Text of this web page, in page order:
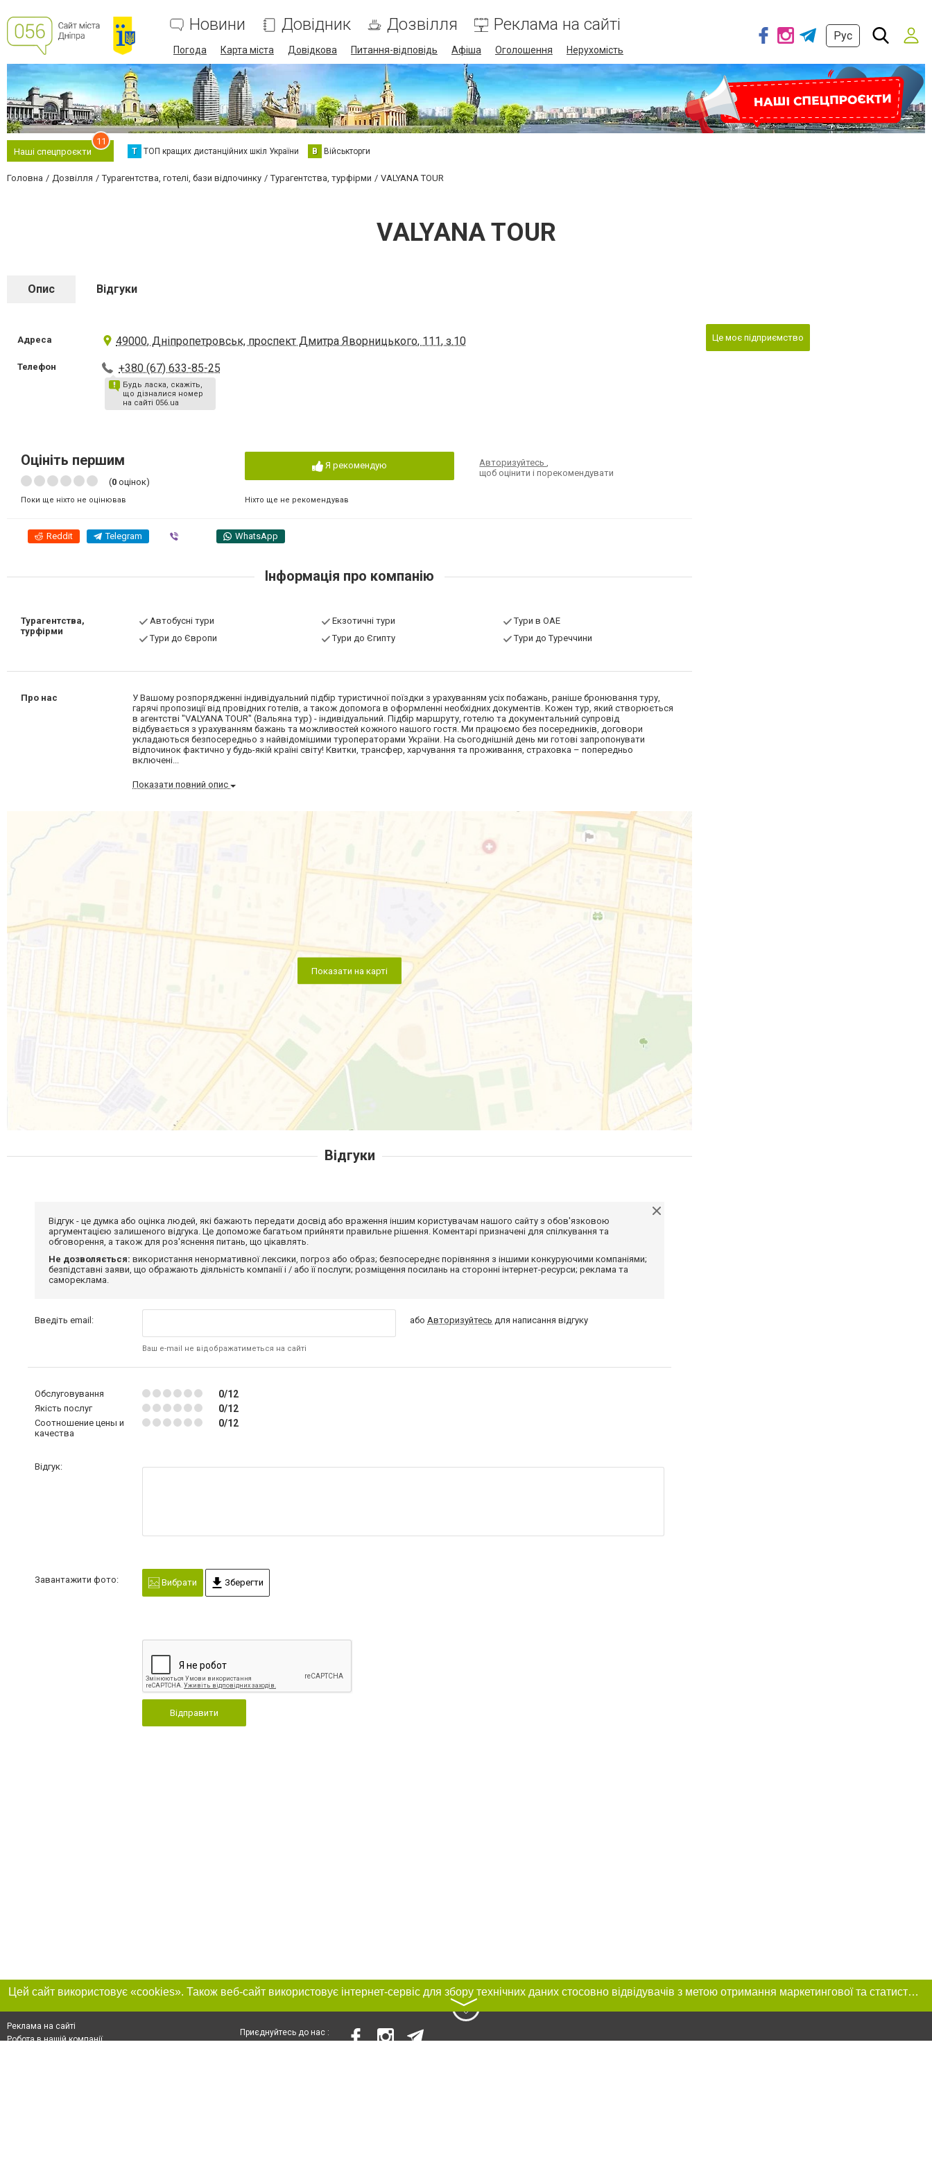
Новини Довідник Дозвілля Реклама на сайті
Погода Карта міста Довідкова Питання-відповідь Афіша Оголошення Нерухомість
Рус
Наші спецпроєкти
11
Т ТОП кращих дистанційних шкіл України В Військторги
Головна Дозвілля Турагентства, готелі, бази відпочинку Турагентства, турфірми VALYANA TOUR
VALYANA TOUR
Опис Відгуки
Адреса 49000, Дніпропетровськ, проспект Дмитра Яворницького, 111, з.10
Телефон +380 (67) 633-85-25
Будь ласка, скажіть,
що дізналися номер
на сайті 056.ua
Оцініть першим
(0 оцінок)
Поки ще ніхто не оцінював
Я рекомендую
Ніхто ще не рекомендував
Авторизуйтесь,
щоб оцінити і порекомендувати
Reddit Telegram WhatsApp
Інформація про компанію
Турагентства,
турфірми
Автобусні тури Екзотичні тури
Тури в ОАЕ
Тури до Європи
Тури до Єгипту Тури до Туреччини
Про нас
У Вашому розпорядженні індивідуальний підбір туристичної поїздки з урахуванням усіх побажань, раніше бронювання туру,
гарячі пропозиції від провідних готелів, а також допомога в оформленні необхідних документів. Кожен тур, який створюється
в агентстві "VALYANA TOUR" (Вальяна тур) - індивідуальний. Підбір маршруту, готелю та документальний супровід
відбувається з урахуванням бажань та можливостей кожного нашого гостя. Ми працюємо без посередників, договори
укладаються безпосередньо з найвідомішими туроператорами України. На сьогоднішній день ми готові запропонувати
відпочинок фактично у будь-якій країні світу! Квитки, трансфер, харчування та проживання, страховка – попередньо
включені...
Показати повний опис
Показати на карті
Це моє підприємство
Відгуки
Відгук - це думка або оцінка людей, які бажають передати досвід або враження іншим користувачам нашого сайту з обов'язковою
аргументацією залишеного відгука. Це допоможе багатьом прийняти правильне рішення. Коментарі призначені для спілкування та
обговорення, а також для роз'яснення питань, що цікавлять.
Не дозволяється: використання ненормативної лексики, погроз або образ; безпосереднє порівняння з іншими конкуруючими компаніями;
безпідставні заяви, що ображають діяльність компанії і / або її послуги; розміщення посилань на сторонні інтернет-ресурси; реклама та
самореклама.
Введіть email:
Ваш e-mail не відображатиметься на сайті
або Авторизуйтесь для написання відгуку
Обслуговування 0/12
Якість послуг 0/12
Соотношение цены и
качества
0/12
Відгук:
Завантажити фото: Вибрати Зберегти
Відправити
Цей сайт використовує «cookies». Також веб-сайт використовує інтернет-сервіс для збору технічних даних стосовно відвідувачів з метою отримання маркетингової та статистичної інформації. Умови обробки даних відвідувачів сайту див.
〉
Реклама на сайті
Робота в нашій компанії
Приєднуйтесь до нас :